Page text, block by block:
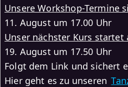
Unsere Workshop-Termine
11. August um 17.00 Uhr
Unser nächster Kurs startet
19. August um 17.50 Uhr
Folgt dem Link und sichert
Hier geht es zu unseren